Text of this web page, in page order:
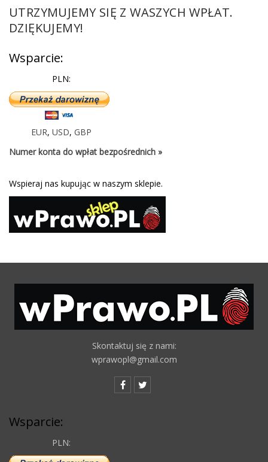
UTRZYMUJEMY SIĘ Z WASZYCH WPŁAT.
DZIĘKUJEMY!
Wsparcie:
PLN:
EUR, USD, GBP
Numer konta do wpłat bezpośrednich »
Wspieraj nas kupując w naszym sklepie.
Skontaktuj się z nami:
wprawopl@gmail.com
Wsparcie:
PLN: